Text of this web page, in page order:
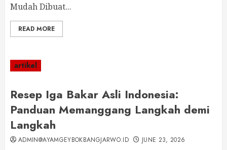
Mudah Dibuat...
READ MORE
artikel
Resep Iga Bakar Asli Indonesia:
Panduan Memanggang Langkah demi
Langkah
ADMIN@AYAMGEYBOKBANGJARWO.ID JUNE 23, 2026